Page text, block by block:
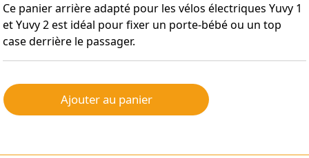
Ce panier arrière adapté pour les vélos électriques Yuvy 1
et Yuvy 2 est idéal pour fixer un porte-bébé ou un top
case derrière le passager.
Ajouter au panier